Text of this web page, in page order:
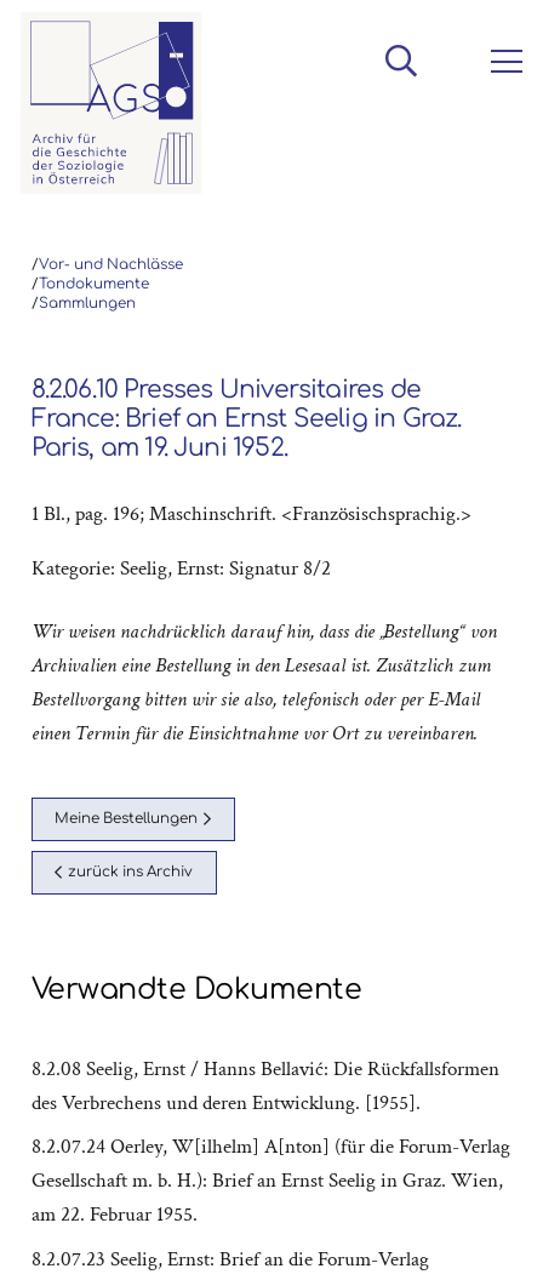
/Vor- und Nachlässe
/Tondokumente
/Sammlungen
8.2.06.10 Presses Universitaires de
France: Brief an Ernst Seelig in Graz.
Paris, am 19. Juni 1952.
1 Bl., pag. 196; Maschinschrift. <Französischsprachig.>
Kategorie: Seelig, Ernst: Signatur 8/2
Wir weisen nachdrücklich darauf hin, dass die „Bestellung“ von
Archivalien eine Bestellung in den Lesesaal ist. Zusätzlich zum
Bestellvorgang bitten wir sie also, telefonisch oder per E-Mail
einen Termin für die Einsichtnahme vor Ort zu vereinbaren.
Meine Bestellungen
zurück ins Archiv
Verwandte Dokumente
8.2.08 Seelig, Ernst / Hanns Bellavić: Die Rückfallsformen
des Verbrechens und deren Entwicklung. [1955].
8.2.07.24 Oerley, W[ilhelm] A[nton] (für die Forum-Verlag
Gesellschaft m. b. H.): Brief an Ernst Seelig in Graz. Wien,
am 22. Februar 1955.
8.2.07.23 Seelig, Ernst: Brief an die Forum-Verlag